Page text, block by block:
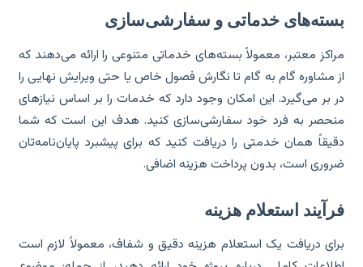
خدماتی و سفارشی‌سازی
معتبر، معمولاً بسته‌های خدماتی متنوعی را ارائه می‌دهند که
مشاوره گام به گام تا نگارش فصول خاص یا حتی ویرایش نهایی را
بر می‌گیرد. این امکان وجود دارد که خدمات را بر اساس نیازهای
به فرد خود سفارشی‌سازی کنید. هدف این است که شما
همان خدمتی را دریافت کنید که برای پیشبرد پایان‌نامه‌تان
است، بدون پرداخت هزینه اضافی.
استعلام هزینه
دریافت یک استعلام هزینه دقیق و شفاف، معمولاً لازم است